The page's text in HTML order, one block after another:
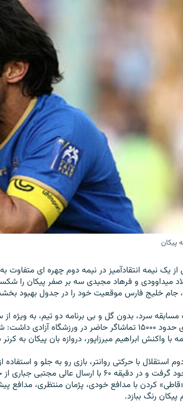
پیکان
يک نيمه انتقادآميز در نيمه دوم چهره ای متفاوت
ميداوودی و فرهاد مجيدی سه بر صفر پيکان را
جام خليج فارس موقعيت خود را در جدول بهبود
سرد، بدون گل و بی برنامه دو تيم، به ويژه
تماشايی برای حدود ۱۵۰۰۰ تماشاگر حاضر در
با واکنش ابراهيم ميرزاپور، دروازه بان پيکان به
استقلال با حرکتی روانتر، بازی رو به جلو و
مطلوب به خود گرفت و در دقيقه ۶۰ با ارسال
«قاطی» کردن با مدافع خودی، پژمان منتظری، مدافع
رنگ ببازد.